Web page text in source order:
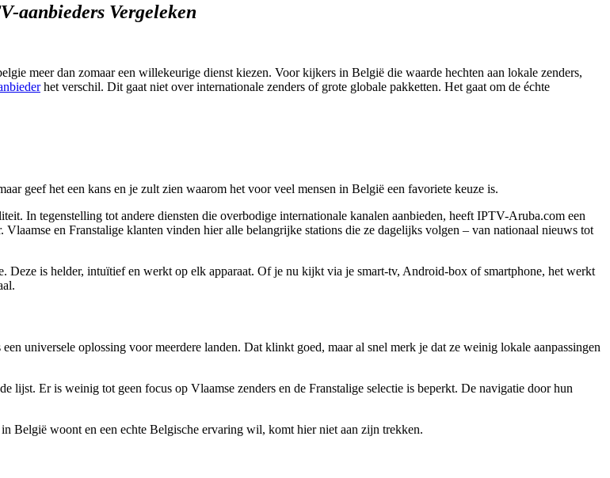
aanbieders Vergeleken
meer dan zomaar een willekeurige dienst kiezen. Voor kijkers in België die waarde hechten aan lokale zenders,
het verschil. Dit gaat niet over internationale zenders of grote globale pakketten. Het gaat om de échte
geef het een kans en je zult zien waarom het voor veel mensen in België een favoriete keuze is.
In tegenstelling tot andere diensten die overbodige internationale kanalen aanbieden, heeft IPTV-Aruba.com een
en Franstalige klanten vinden hier alle belangrijke stations die ze dagelijks volgen – van nationaal nieuws tot
Deze is helder, intuïtief en werkt op elk apparaat. Of je nu kijkt via je smart-tv, Android-box of smartphone, het werkt
universele oplossing voor meerdere landen. Dat klinkt goed, maar al snel merk je dat ze weinig lokale aanpassingen
lijst. Er is weinig tot geen focus op Vlaamse zenders en de Franstalige selectie is beperkt. De navigatie door hun
België woont en een echte Belgische ervaring wil, komt hier niet aan zijn trekken.